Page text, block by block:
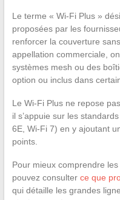
Le terme « Wi-Fi Plus »
proposées par les
renforcer la couverture
appellation commerciale,
systèmes mesh ou des
option ou inclus dans
Le Wi-Fi Plus ne repose
il s’appuie sur les
6E, Wi-Fi 7) en y ajoutant
points.
Pour mieux comprendre
pouvez consulter ce que
qui détaille les grandes